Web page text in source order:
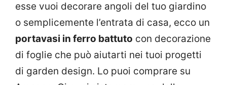
esse vuoi decorare angoli del tuo giardino
o semplicemente l’entrata di casa, ecco un
portavasi in ferro battuto con decorazione
di foglie che può aiutarti nei tuoi progetti
di garden design. Lo puoi comprare su